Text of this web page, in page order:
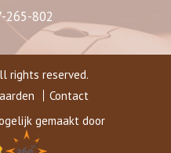
265-802
rights reserved.
Contact
gemaakt door